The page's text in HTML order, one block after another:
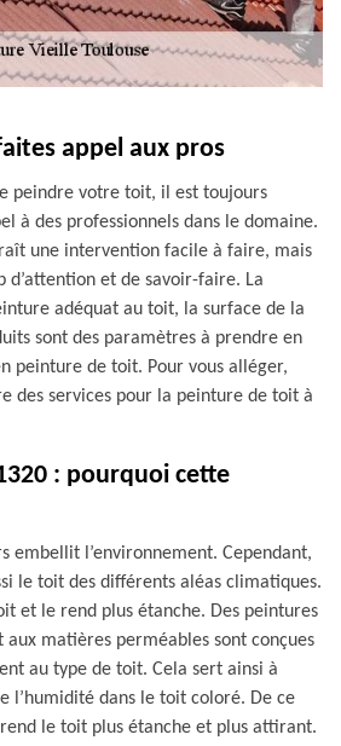
appel aux pros
peindre votre toit, il est toujours
à des professionnels dans le domaine.
une intervention facile à faire, mais
d’attention et de savoir-faire. La
adéquat au toit, la surface de la
sont des paramètres à prendre en
peinture de toit. Pour vous alléger,
des services pour la peinture de toit à
: pourquoi cette
embellit l’environnement. Cependant,
le toit des différents aléas climatiques.
et le rend plus étanche. Des peintures
matières perméables sont conçues
au type de toit. Cela sert ainsi à
l’humidité dans le toit coloré. De ce
le toit plus étanche et plus attirant.